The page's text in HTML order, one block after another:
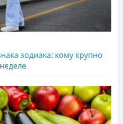
зодиака: кому крупно